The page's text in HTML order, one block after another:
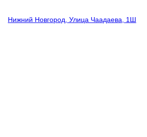
Нижний Новгород, Улица Чаадаева, 1Ш